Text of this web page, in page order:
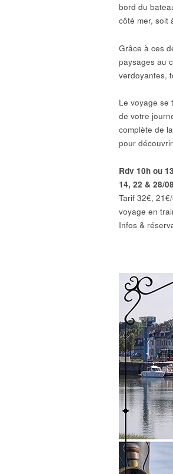
bord du
côté mer, soit
Grâce à ces
paysages au
verdoyantes,
Le voyage se
de votre
complète de
pour
Rdv 10h ou
14, 22 & 28/
Tarif 32€,
voyage en
Infos &